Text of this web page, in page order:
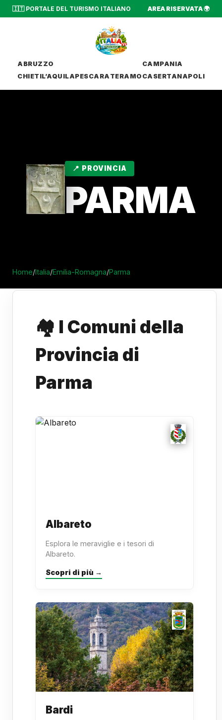
🇮🇹 PORTALE DEL TURISMO ITALIANO AREA RISERVATA 🌍
ABRUZZO
CHIETIL’AQUILAPESCARA TERAMO
CAMPANIA
CASERTANAPOLI
📍 PROVINCIA
PARMA
Home/Italia/Emilia-Romagna/Parma
🏘️ I Comuni della
Provincia di
Parma
Albareto
Esplora le meraviglie e i tesori di
Albareto.
Scopri di più →
Bardi